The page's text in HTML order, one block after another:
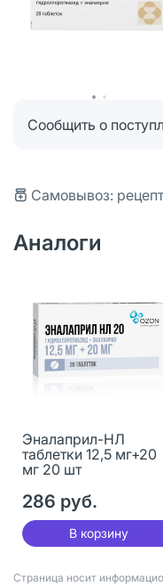
Сообщить о
Самовывоз:
Аналоги
Эналаприл-НЛ
таблетки 12,5 мг+20
мг 20 шт
286 руб.
В корзину
Страница носит